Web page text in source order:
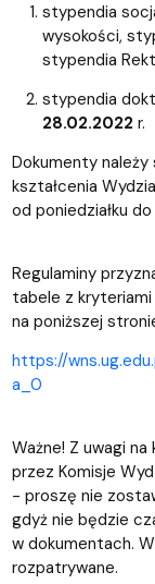
stypendia
wysokości,
stypendia
stypendia
28.02.2022 r.
Dokumenty należy
kształcenia
od poniedziałku
Regulaminy
tabele z
na poniższej
https://
a_0
Ważne! Z uwagi
przez Komisje
- proszę nie
gdyż nie będzie
w dokumentach.
rozpatrywane.